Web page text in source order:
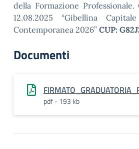
della Formazione
12.08.2025 “Gibellina
Contemporanea 2026” CUP:
Documenti
pdf - 193 kb